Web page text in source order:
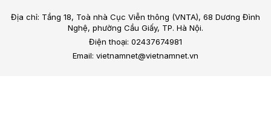
Địa chỉ: Tầng 18, Toà nhà Cục Viễn thông (VNTA), 68 Dương Đình
Nghệ, phường Cầu Giấy, TP. Hà Nội.
Điện thoại: 02437674981
Email: vietnamnet@vietnamnet.vn